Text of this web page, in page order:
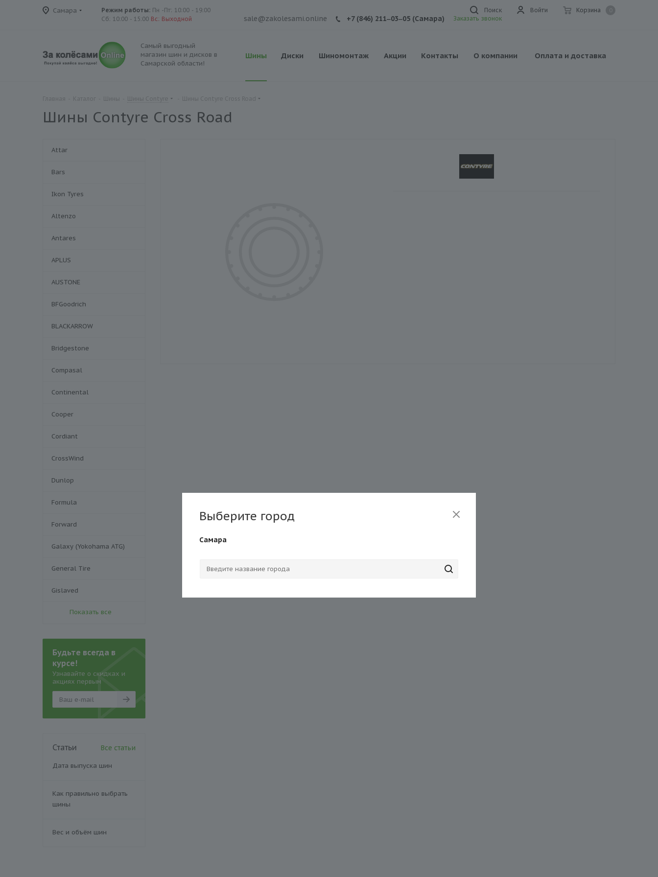
Самара Корзина
Войти
Режим работы: Пн -Пт: 10:00 - 19:00
Сб: 10:00 - 15:00 Вс: Выходной
Поиск
sale@zakolesami.online +7 (846) 211‒03‒05 (Самара) Заказать звонок
Самый выгодный
магазин шин и дисков в
Самарской области!
Шины Диски Шиномонтаж Акции Контакты О компании Оплата и доставка
Шины Contyre Cross Road
Attar
Bars
Ikon Tyres
Altenzo
Antares
APLUS
AUSTONE
BFGoodrich
BLACKARROW
Bridgestone
Compasal
Continental
Cooper
Cordiant
CrossWind
Dunlop
Formula
Forward
Galaxy (Yokohama ATG)
General Tire
Gislaved
Показать все
Будьте всегда в
курсе!
Узнавайте о скидках и
акциях первым
Статьи Все статьи
Дата выпуска шин
Как правильно выбрать
шины
Вес и объём шин
Выберите город
Самара